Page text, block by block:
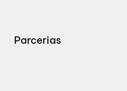
Parcerias